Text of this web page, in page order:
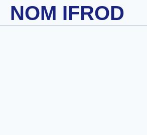
Skip to main content
NOM IFROD